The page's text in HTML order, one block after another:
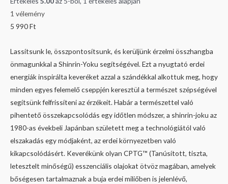
1 vélemény
5 990Ft
Lassítsunk le, összpontosítsunk, és kerüljünk érzelmi összhangba
önmagunkkal a Shinrin-Yoku segítségével. Ezt a nyugtató erdei
energiák inspirálta keveréket azzal a szándékkal alkottuk meg, hogy
minden egyes felemelő cseppjén keresztül a természet szépségével
segítsünk felfrissíteni az érzékeit. Habár a természettel való
pihentető összekapcsolódás egy időtlen módszer, a shinrin-joku az
1980-as évekbeli Japánban született meg a technológiától való
elszakadás egy módjaként, az erdei környezetben való
kikapcsolódásért. Keverékünk olyan CPTG™ (Tanúsított, tiszta,
letesztelt minőségű) esszenciális olajokat ötvöz magában, amelyek
bőségesen tartalmaznak a buja erdei miliőben is jelenlévő,